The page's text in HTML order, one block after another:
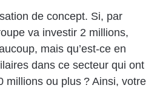
de concept. Si, par
va investir 2 millions,
mais qu’est-ce en
dans ce secteur qui ont
millions ou plus ? Ainsi, votre